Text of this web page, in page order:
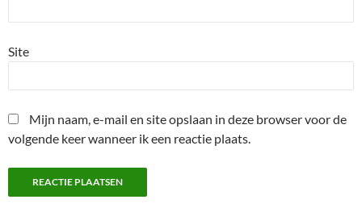
Site
Mijn naam, e-mail en site opslaan in deze browser voor de
volgende keer wanneer ik een reactie plaats.